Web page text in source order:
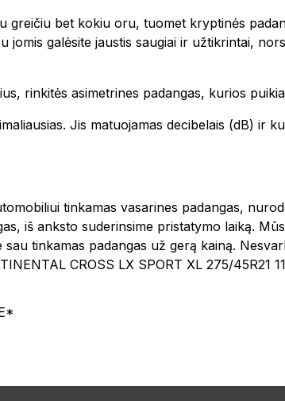
greičiu bet kokiu oru, tuomet kryptinės
jomis galėsite jaustis saugiai ir užtikrintai,
rinkitės asimetrines padangas, kurios
Jis matuojamas decibelais (dB) ir
tinkamas vasarines padangas,
iš anksto suderinsime pristatymo laiką.
tinkamas padangas už gerą kainą.
CROSS LX SPORT XL 275/45R21